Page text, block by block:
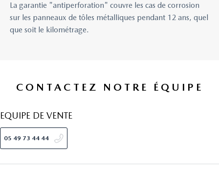
La garantie "antiperforation" couvre les cas de corrosion
sur les panneaux de tôles métalliques pendant 12 ans, quel
que soit le kilométrage.
CONTACTEZ NOTRE ÉQUIPE
EQUIPE DE VENTE
05 49 73 44 44